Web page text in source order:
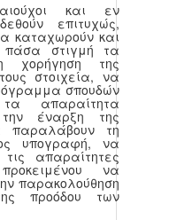
και εν
επιτυχώς,
καταχωρούν και
πάσα στιγμή τα
χορήγηση της
στοιχεία, να
σπουδών
απαραίτητα
την έναρξη της
παραλάβουν τη
υπογραφή, να
απαραίτητες
να
παρακολούθηση
προόδου των